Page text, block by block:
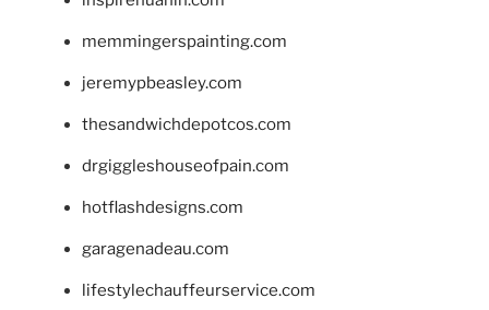
memmingerspainting.com
jeremypbeasley.com
thesandwichdepotcos.com
drgiggleshouseofpain.com
hotflashdesigns.com
garagenadeau.com
lifestylechauffeurservice.com